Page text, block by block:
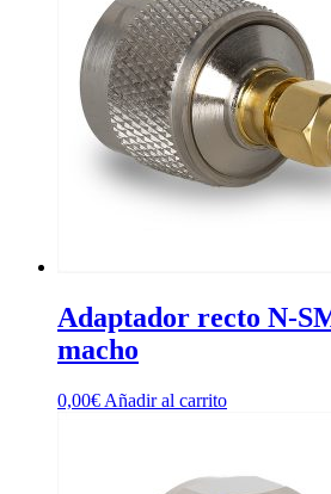
Adaptador recto N-
macho
0,00€ Añadir al carrito